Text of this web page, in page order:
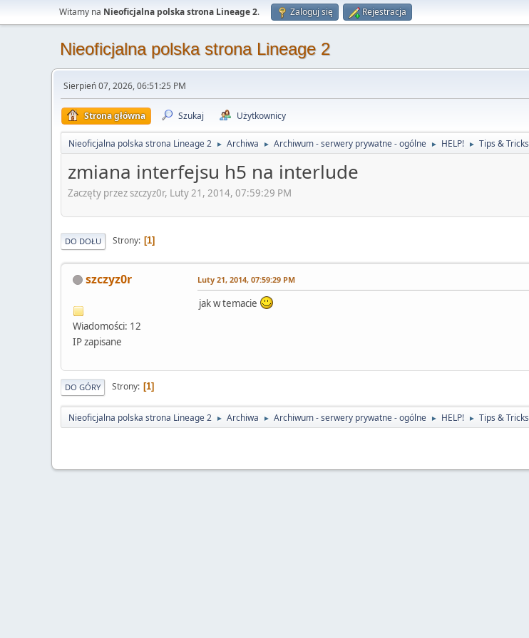
Witamy na Nieoficjalna polska strona Lineage 2. Zaloguj się Rejestracja
Nieoficjalna polska strona Lineage 2
Sierpień 07, 2026, 06:51:25 PM
Strona główna Szukaj Użytkownicy
Nieoficjalna polska strona Lineage 2 ► Archiwa ► Archiwum - serwery prywatne - ogólne ► HELP! ► Tips & Tricks
zmiana interfejsu h5 na interlude
Zaczęty przez szczyz0r, Luty 21, 2014, 07:59:29 PM
DO DOŁU Strony 1
szczyz0r
Wiadomości: 12
IP zapisane
Luty 21, 2014, 07:59:29 PM
jak w temacie
DO GÓRY Strony 1
Nieoficjalna polska strona Lineage 2 ► Archiwa ► Archiwum - serwery prywatne - ogólne ► HELP! ► Tips & Tricks